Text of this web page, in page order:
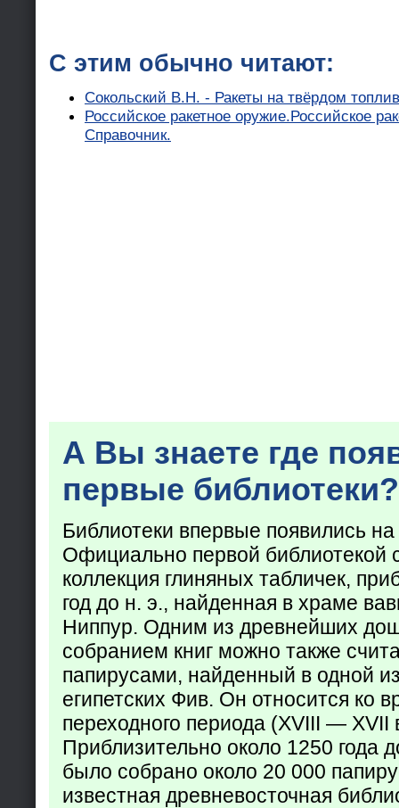
С этим обычно читают:
Сокольский В.Н. - Ракеты на твёрдом
Российское ракетное оружие.Российское
Справочник.
А Вы знаете где
первые библиотеки?
Библиотеки впервые появились
Официально первой библиотекой
коллекция глиняных табличек,
год до н. э., найденная в храме
Ниппур. Одним из древнейших
собранием книг можно также
папирусами, найденный в одной
египетских Фив. Он относится ко
переходного периода (XVIII — XVII
Приблизительно около 1250 года
было собрано около 20 000
известная древневосточная